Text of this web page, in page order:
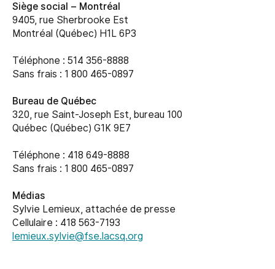
Siège social – Montréal
9405, rue Sherbrooke Est
Montréal (Québec) H1L 6P3
Téléphone : 514 356-8888
Sans frais : 1 800 465-0897
Bureau de Québec
320, rue Saint-Joseph Est, bureau 100
Québec (Québec) G1K 9E7
Téléphone : 418 649-8888
Sans frais : 1 800 465-0897
Médias
Sylvie Lemieux, attachée de presse
Cellulaire : 418 563-7193
lemieux.sylvie@fse.lacsq.org